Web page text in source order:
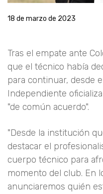
18 de marzo de 2023
Tras el empate ante
que el técnico había
para continuar, desde
Independiente
"de común acuerdo".
"Desde la institución
destacar el
cuerpo técnico para
momento del club. En
anunciaremos quién